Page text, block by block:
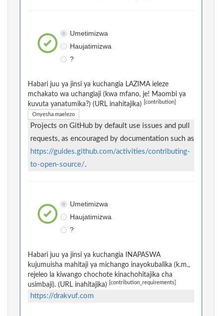
Umetimizwa
Haujatimizwa
?
Habari juu ya jinsi ya kuchangia LAZIMA ieleze
mchakato wa uchangiaji (kwa mfano, je! Maombi ya
kuvuta yanatumika?) (URL inahitajika)
[contribution]
Onyesha maelezo
Projects on GitHub by default use issues and pull
requests, as encouraged by documentation such as
https://guides.github.com/activities/contributing-
to-open-source/.
Umetimizwa
Haujatimizwa
?
Habari juu ya jinsi ya kuchangia INAPASWA
kujumuisha mahitaji ya michango inayokubalika (k.m.,
rejeleo la kiwango chochote kinachohitajika cha
usimbaji). (URL inahitajika)
[contribution_requirements]
https://drakvuf.com